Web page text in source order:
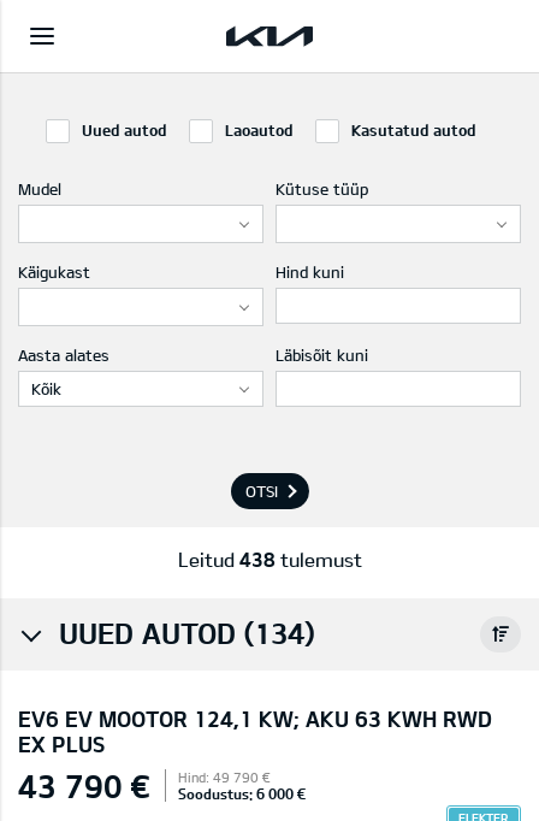
Uued autod Laoautod Kasutatud autod
Mudel Kütuse tüüp
Käigukast Hind kuni
Aasta alates
Kõik
Läbisõit kuni
OTSI
Leitud 438tulemust
UUED AUTOD (134)
EV6 EV MOOTOR 124,1 KW; AKU 63 KWH RWD
EX PLUS
43 790 € Hind: 49 790 €
Soodustus: 6 000 €
ELEKTER